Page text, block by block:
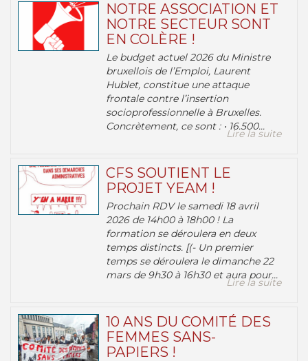
NOTRE ASSOCIATION ET
NOTRE SECTEUR SONT
EN COLÈRE !
Le budget actuel 2026 du Ministre
bruxellois de l’Emploi, Laurent
Hublet, constitue une attaque
frontale contre l’insertion
socioprofessionnelle à Bruxelles.
Concrètement, ce sont : • 16.500...
Lire la suite
CFS SOUTIENT LE
PROJET YEAM !
Prochain RDV le samedi 18 avril
2026 de 14h00 à 18h00 ! La
formation se déroulera en deux
temps distincts. [(- Un premier
temps se déroulera le dimanche 22
mars de 9h30 à 16h30 et aura pour...
Lire la suite
10 ANS DU COMITÉ DES
FEMMES SANS-
PAPIERS !